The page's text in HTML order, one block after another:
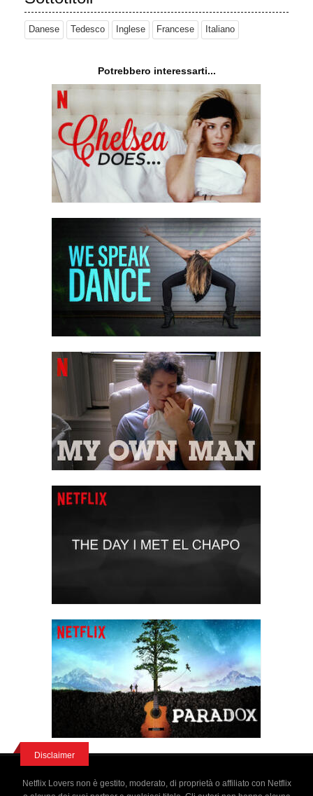
Danese Tedesco Inglese Francese Italiano
Potrebbero interessarti...
Disclaimer
Netflix Lovers non è gestito, moderato, di proprietà o affiliato con Netflix